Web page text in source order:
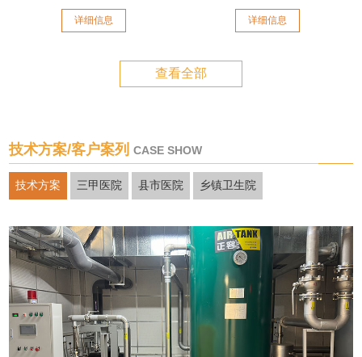
详细信息 详细信息
查看全部
技术方案/客户案列 CASE SHOW
技术方案 三甲医院 县市医院 乡镇卫生院